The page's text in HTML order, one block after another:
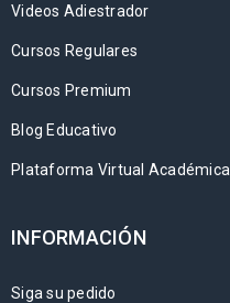
Videos Adiestrador
Cursos Regulares
Cursos Premium
Blog Educativo
Plataforma Virtual Académica
INFORMACIÓN
Siga su pedido